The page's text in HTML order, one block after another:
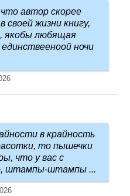
автор скорее
своей жизни книгу,
якобы любящая
ночи
в крайность
то пышечки
что у вас с
штампы-штампы ...